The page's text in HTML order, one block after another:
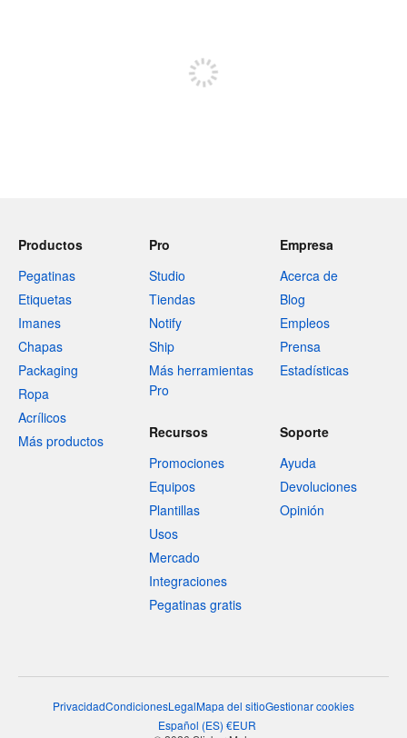
Productos
Pegatinas
Etiquetas
Imanes
Chapas
Packaging
Ropa
Acrílicos
Más productos
Pro
Studio
Tiendas
Notify
Ship
Más herramientas
Pro
Empresa
Acerca de
Blog
Empleos
Prensa
Estadísticas
Recursos
Promociones
Equipos
Plantillas
Usos
Mercado
Integraciones
Pegatinas gratis
Soporte
Ayuda
Devoluciones
Opinión
PrivacidadCondicionesLegalMapa del sitioGestionar cookies
Español (ES) €EUR